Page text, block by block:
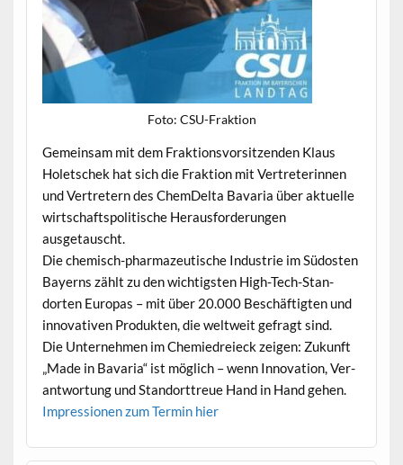
Foto: CSU-Frak­tion
Gemein­sam mit dem Frak­tionsvor­sitzen­den Klaus
Holetschek hat sich die Frak­tion mit Vertreterin­nen
und Vertretern des ChemDelta Bavaria über aktuelle
wirtschaft­spoli­tis­che Her­aus­forderun­gen
ausgetauscht.
Die chemisch-phar­mazeutis­che Indus­trie im Südosten
Bay­erns zählt zu den wichtig­sten High-Tech-Stan­
dorten Europas – mit über 20.000 Beschäftigten und
inno­v­a­tiv­en Pro­duk­ten, die weltweit gefragt sind.
Die Unternehmen im Chemiedreieck zeigen: Zukun­ft
„Made in Bavaria“ ist möglich – wenn Inno­va­tion, Ver­
ant­wor­tung und Stan­dort­treue Hand in Hand gehen.
Impres­sio­nen zum Ter­min hier